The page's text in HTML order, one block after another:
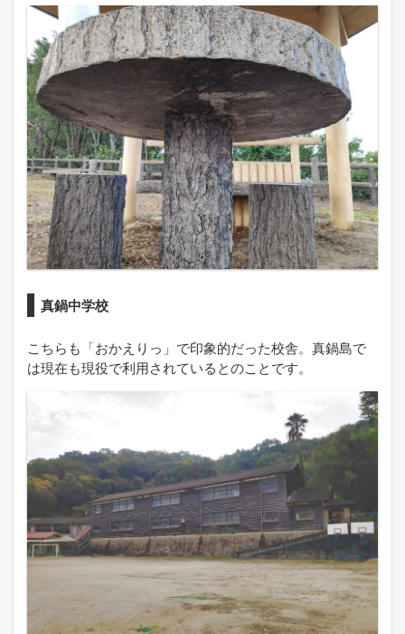
真鍋中学校
こちらも「おかえりっ」で印象的だった校舎。真鍋島で
は現在も現役で利用されているとのことです。